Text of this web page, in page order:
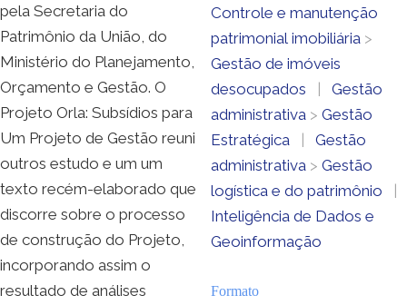
pela Secretaria do
Patrimônio da União, do
Ministério do Planejamento,
Orçamento e Gestão. O
Projeto Orla: Subsídios para
Um Projeto de Gestão reuni
outros estudo e um um
texto recém-elaborado que
discorre sobre o processo
de construção do Projeto,
incorporando assim o
resultado de análises
Controle e manutenção
patrimonial imobiliária >
Gestão de imóveis
desocupados
|
Gestão
administrativa > Gestão
Estratégica
|
Gestão
administrativa > Gestão
logística e do patrimônio
|
Inteligência de Dados e
Geoinformação
Formato